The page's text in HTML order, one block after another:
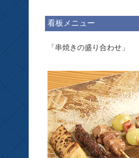
看板メニュー
「串焼きの盛り合わせ」